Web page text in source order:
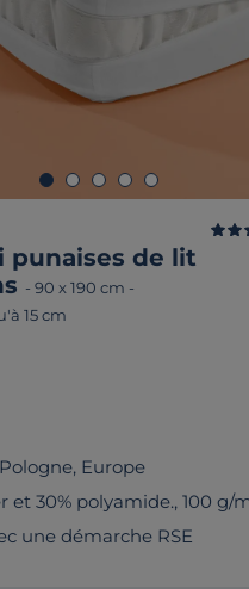
punaises de lit
- 90 x 190 cm -
15 cm
Europe
et 30% polyamide., 100 g/
une démarche RSE